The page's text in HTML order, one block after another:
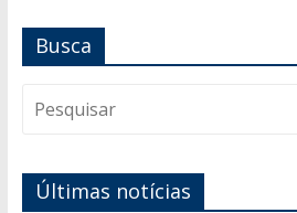
Busca
Últimas notícias